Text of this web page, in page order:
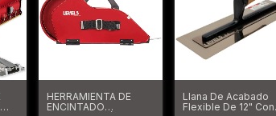
HERRAMIENTA DE
ENCINTADO
Llana De Acabado
Flexible De 12" Con